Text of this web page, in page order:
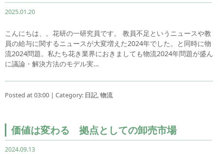
2025.01.20
こんにちは、。花研の一研究員です。 教員不足というニュースや教
員の給与に関するニュースが大変増えた2024年でした。と同時に物
流2024問題。私たち花き業界におきましても物流2024年問題が盛ん
に議論・解決方法のモデル実…
Posted at 03:00 | Category: 日記,物流
価値は変わる 拠点としての卸売市場
2024.09.13